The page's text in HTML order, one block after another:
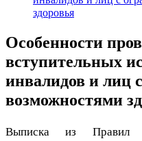
здоровья
Особенности
вступительных
инвалидов и лиц
возможностями
Выписка из